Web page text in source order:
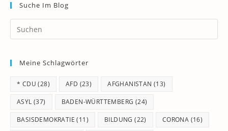
Suche Im Blog
Meine Schlagwörter
* CDU (28) AFD (23) AFGHANISTAN (13)
ASYL (37) BADEN-WÜRTTEMBERG (24)
BASISDEMOKRATIE (11) BILDUNG (22) CORONA (16)